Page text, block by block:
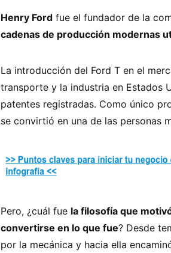
Henry Ford fue el fundador de la
cadenas de producción modernas
La introducción del Ford T en el
transporte y la industria en Estados
patentes registradas. Como único
se convirtió en una de las personas
Pero, ¿cuál fue la filosofía que
convertirse en lo que fue? Desde
por la mecánica y hacia ella